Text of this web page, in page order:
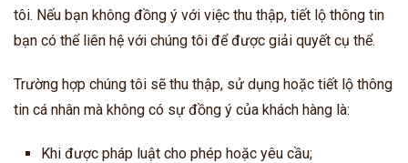
tôi. Nếu bạn không đồng ý với việc thu thập, tiết lộ thông tin
bạn có thể liên hệ với chúng tôi để được giải quyết cụ thể.
Trường hợp chúng tôi sẽ thu thập, sử dụng hoặc tiết lộ thông
tin cá nhân mà không có sự đồng ý của khách hàng là:
Khi được pháp luật cho phép hoặc yêu cầu;